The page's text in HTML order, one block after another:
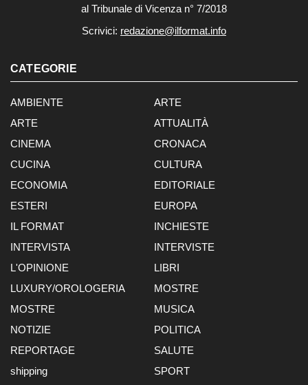
al Tribunale di Vicenza n° 7/2018
Scrivici: redazione@ilformat.info
CATEGORIE
AMBIENTE
ARTE
ARTE
ATTUALITÀ
CINEMA
CRONACA
CUCINA
CULTURA
ECONOMIA
EDITORIALE
ESTERI
EUROPA
IL FORMAT
INCHIESTE
INTERVISTA
INTERVISTE
L'OPINIONE
LIBRI
LUXURY/OROLOGERIA
MOSTRE
MOSTRE
MUSICA
NOTIZIE
POLITICA
REPORTAGE
SALUTE
shipping
SPORT